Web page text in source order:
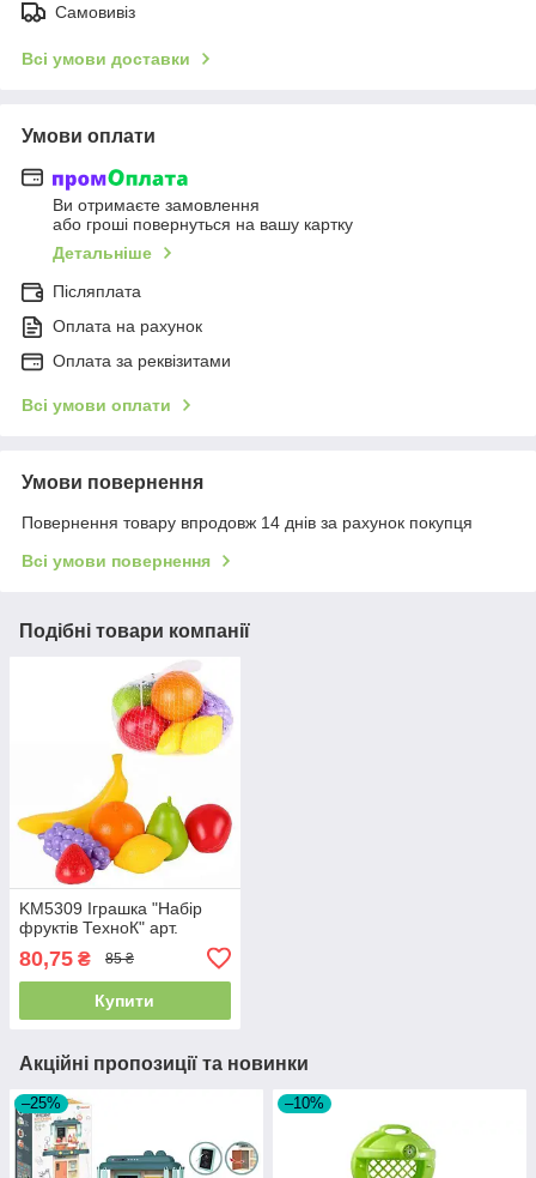
Самовивіз
Всі умови доставки
Умови оплати
Ви отримаєте замовлення
або гроші повернуться на вашу картку
Детальніше
Післяплата
Оплата на рахунок
Оплата за реквізитами
Всі умови оплати
Умови повернення
Повернення товару впродовж 14 днів за рахунок покупця
Всі умови повернення
Подібні товари компанії
KM5309 Іграшка "Набір
фруктів ТехноК" арт.
80,75 ₴ 85 ₴
Купити
Акційні пропозиції та новинки
–25% –10%